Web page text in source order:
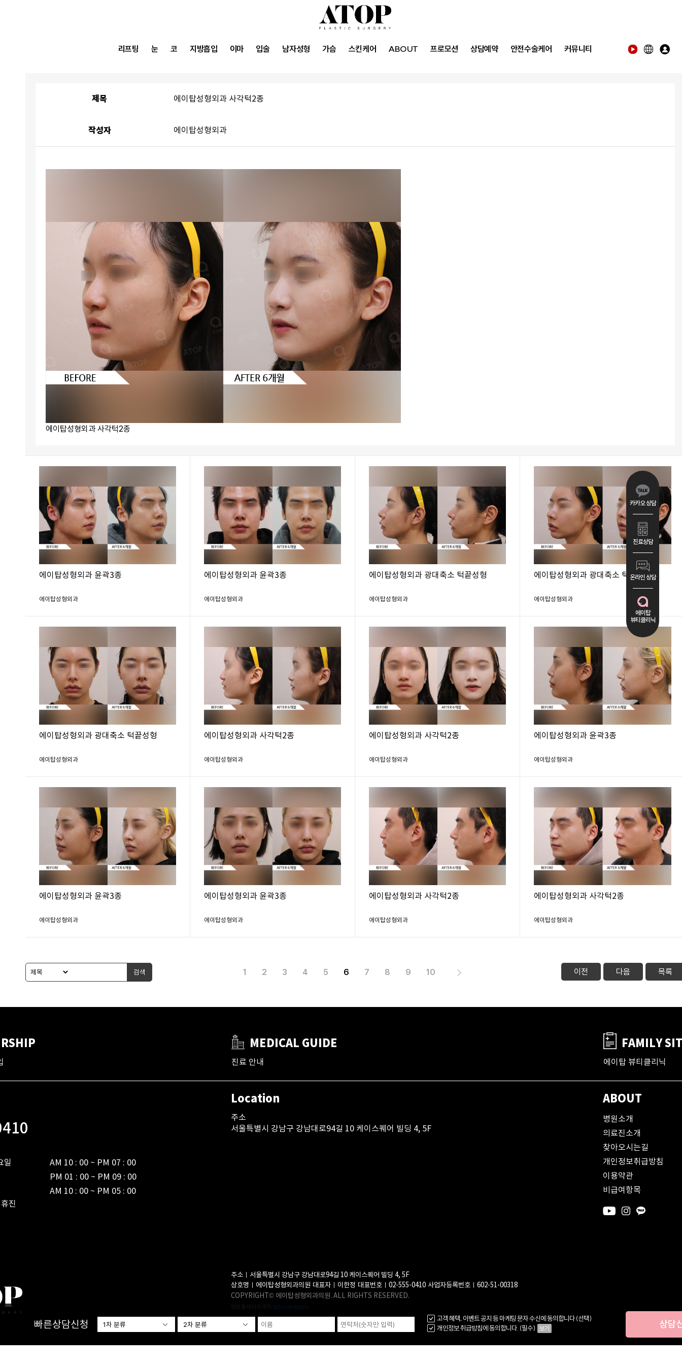
리프팅 눈 코 지방흡입 이마 입술 남자성형 가슴 스킨케어 ABOUT 프로모션 상담예약 안전수술케어 커뮤니티
제목 에이탑성형외과 사각턱2종
작성자 에이탑성형외과
에이탑성형외과 사각턱2종
에이탑성형외과 윤곽3종
에이탑성형외과
에이탑성형외과 윤곽3종
에이탑성형외과
에이탑성형외과 광대축소 턱끝성형
에이탑성형외과
에이탑성형외과 광대축소 턱끝성형
에이탑성형외과
에이탑성형외과 광대축소 턱끝성형
에이탑성형외과
에이탑성형외과 사각턱2종
에이탑성형외과
에이탑성형외과 사각턱2종
에이탑성형외과
에이탑성형외과 윤곽3종
에이탑성형외과
에이탑성형외과 윤곽3종
에이탑성형외과
에이탑성형외과 윤곽3종
에이탑성형외과
에이탑성형외과 사각턱2종
에이탑성형외과
에이탑성형외과 사각턱2종
에이탑성형외과
검색 1 2 3 4 5 6 7 8 9 10 이전 다음 목록
빠른상담신청
고객 혜택, 이벤트 공지 등 마케팅 문자 수신에 동의합니다 (선택)
개인정보 취급방침에 동의합니다. (필수) 보기 상담
MEDICAL GUIDE
진료 안내
FAMILY
에이탑 뷰티클리닉
일
AM 10 : 00 ~ PM 07 : 00
PM 01 : 00 ~ PM 09 : 00
AM 10 : 00 ~ PM 05 : 00
진
Location
주소
서울특별시 강남구 강남대로94길 10 케이스퀘어 빌딩 4, 5F
주소ㅣ서울특별시 강남구 강남대로94길 10 케이스퀘어 빌딩 4, 5F
상호명ㅣ에이탑성형외과의원 대표자ㅣ이한정 대표번호ㅣ02-555-0410 사업자등록번호ㅣ602-51-00318
COPYRIGHT© 에이탑성형외과의원. ALL RIGHTS RESERVED.
ABOUT
병원소개
의료진소개
찾아오시는길
개인정보취급방침
이용약관
비급여항목
카카오 상담
진료상담
온라인 상담
에이탑
뷰티클리닉